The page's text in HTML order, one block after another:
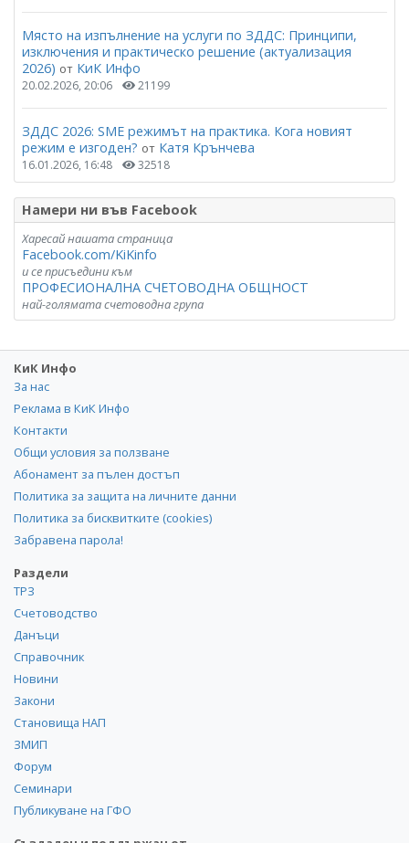
Място на изпълнение на услуги по ЗДДС: Принципи,
изключения и практическо решение (актуализация
2026) от КиК Инфо
20.02.2026, 20:06 21199
ЗДДС 2026: SME режимът на практика. Кога новият
режим е изгоден? от Катя Крънчева
16.01.2026, 16:48 32518
Намери ни във Facebook
Харесай нашата страница
Facebook.com/KiKinfo
и се присъедини към
ПРОФЕСИОНАЛНА СЧЕТОВОДНА ОБЩНОСТ
най-голямата счетоводна група
КиК Инфо
За нас
Реклама в КиК Инфо
Контакти
Общи условия за ползване
Абонамент за пълен достъп
Политика за защита на личните данни
Политика за бисквитките (cookies)
Забравена парола!
Раздели
ТРЗ
Счетоводство
Данъци
Справочник
Новини
Закони
Становища НАП
ЗМИП
Форум
Семинари
Публикуване на ГФО